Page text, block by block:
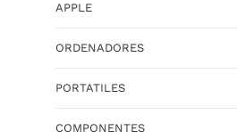
APPLE
ORDENADORES
PORTATILES
COMPONENTES